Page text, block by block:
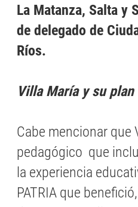
La Matanza, Salta y
de delegado de
Ríos.
Villa María y su
Cabe mencionar
pedagógico que
la experiencia
PATRIA que